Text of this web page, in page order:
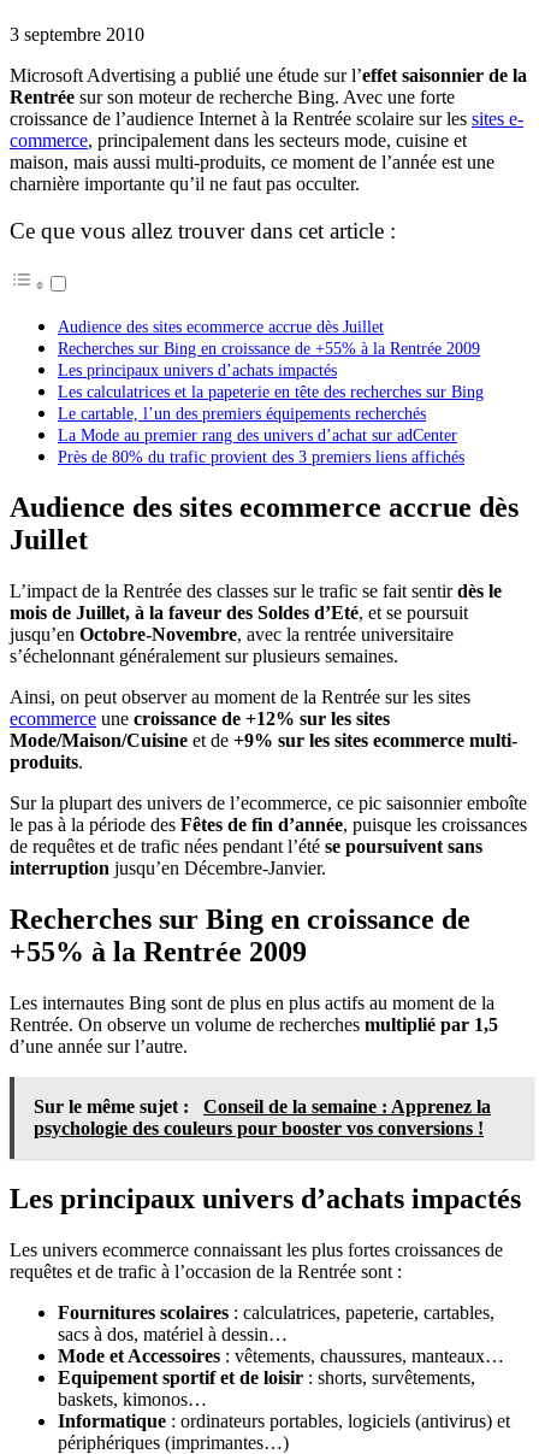
3 septembre 2010
Microsoft Advertising a publié une étude sur l’effet saisonnier de la
Rentrée sur son moteur de recherche Bing. Avec une forte
croissance de l’audience Internet à la Rentrée scolaire sur les sites e-
commerce, principalement dans les secteurs mode, cuisine et
maison, mais aussi multi-produits, ce moment de l’année est une
charnière importante qu’il ne faut pas occulter.
Ce que vous allez trouver dans cet article :
Audience des sites ecommerce accrue dès Juillet
Recherches sur Bing en croissance de +55% à la Rentrée 2009
Les principaux univers d’achats impactés
Les calculatrices et la papeterie en tête des recherches sur Bing
Le cartable, l’un des premiers équipements recherchés
La Mode au premier rang des univers d’achat sur adCenter
Près de 80% du trafic provient des 3 premiers liens affichés
Audience des sites ecommerce accrue dès
Juillet
L’impact de la Rentrée des classes sur le trafic se fait sentirdès le
mois de Juillet, à la faveur des Soldes d’Eté, et se poursuit
jusqu’en Octobre-Novembre, avec la rentrée universitaire
s’échelonnant généralement sur plusieurs semaines.
Ainsi, on peut observer au moment de la Rentrée sur les sites
ecommerce une croissance de +12% sur les sites
Mode/Maison/Cuisine et de +9% sur les sites ecommerce multi-
produits.
Sur la plupart des univers de l’ecommerce, ce pic saisonnier emboîte
le pas à la période des Fêtes de fin d’année, puisque les croissances
de requêtes et de trafic nées pendant l’été se poursuivent sans
interruption jusqu’en Décembre-Janvier.
Recherches sur Bing en croissance de
+55% à la Rentrée 2009
Les internautes Bing sont de plus en plus actifs au moment de la
Rentrée. On observe un volume de recherches multiplié par 1,5
d’une année sur l’autre.
Sur le même sujet :
Conseil de la semaine : Apprenez la
psychologie des couleurs pour booster vos conversions !
Les principaux univers d’achats impactés
Les univers ecommerce connaissant les plus fortes croissances de
requêtes et de trafic à l’occasion de la Rentrée sont :
Fournitures scolaires : calculatrices, papeterie, cartables,
sacs à dos, matériel à dessin…
Mode et Accessoires : vêtements, chaussures, manteaux…
Equipement sportif et de loisir : shorts, survêtements,
baskets, kimonos…
Informatique : ordinateurs portables, logiciels (antivirus) et
périphériques (imprimantes…)